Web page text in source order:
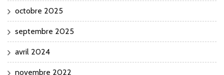
octobre 2025
septembre 2025
avril 2024
novembre 2022